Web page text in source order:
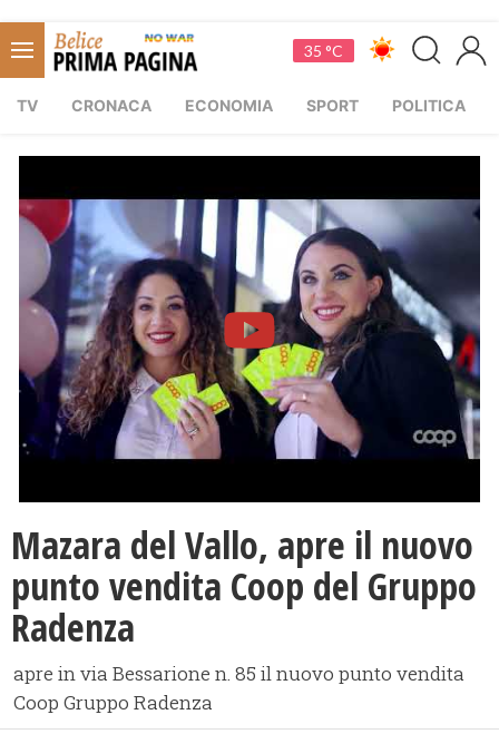
35 °C
TV CRONACA ECONOMIA SPORT POLITICA
Mazara del Vallo, apre il nuovo
punto vendita Coop del Gruppo
Radenza
apre in via Bessarione n. 85 il nuovo punto vendita
Coop Gruppo Radenza